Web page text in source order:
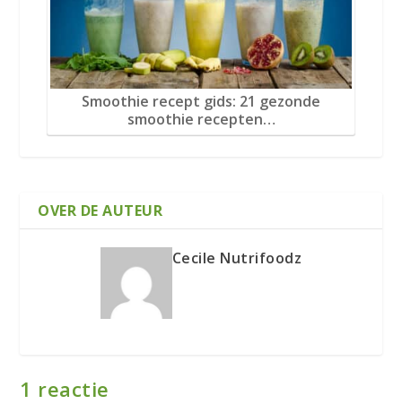
Smoothie recept gids: 21 gezonde
smoothie recepten…
OVER DE AUTEUR
Cecile Nutrifoodz
1 reactie